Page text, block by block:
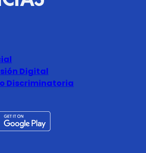
Digital
Discriminatoria